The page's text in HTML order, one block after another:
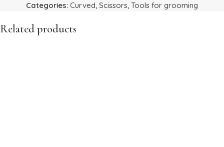
Categories: Curved, Scissors, Tools for grooming
Related products